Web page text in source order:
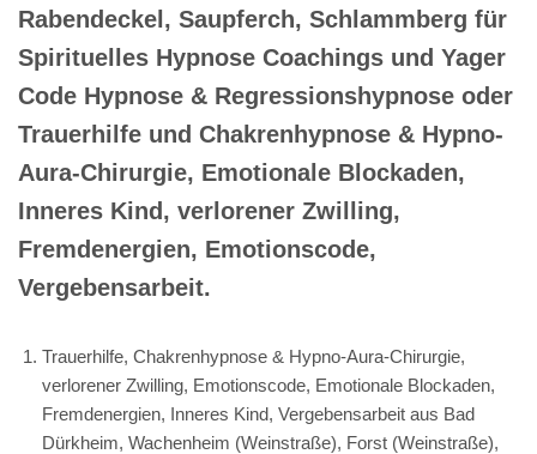
Rabendeckel, Saupferch, Schlammberg für
Spirituelles Hypnose Coachings und Yager
Code Hypnose & Regressionshypnose oder
Trauerhilfe und Chakrenhypnose & Hypno-
Aura-Chirurgie, Emotionale Blockaden,
Inneres Kind, verlorener Zwilling,
Fremdenergien, Emotionscode,
Vergebensarbeit.
Trauerhilfe, Chakrenhypnose & Hypno-Aura-Chirurgie,
verlorener Zwilling, Emotionscode, Emotionale Blockaden,
Fremdenergien, Inneres Kind, Vergebensarbeit aus Bad
Dürkheim, Wachenheim (Weinstraße), Forst (Weinstraße),